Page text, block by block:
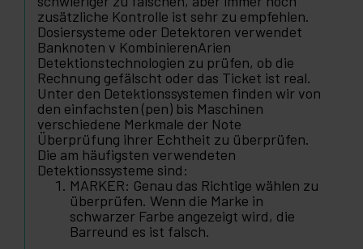
zusätzliche Kontrolle ist sehr zu empfehlen.
Dosiersysteme oder Detektoren verwendet
Banknoten v KombinierenArien
Detektionstechnologien zu prüfen, ob die
Rechnung gefälscht oder das Ticket ist real.
Unter den Detektionssystemen finden wir von
den einfachsten (pen) bis Maschinen
verschiedene Merkmale der Note
Überprüfung ihrer Echtheit zu überprüfen.
Die am häufigsten verwendeten
Detektionssysteme sind:
MARKER: Genau das Richtige wählen zu
überprüfen. Wenn die Marke in
schwarzer Farbe angezeigt wird, die
Barreund es ist falsch.